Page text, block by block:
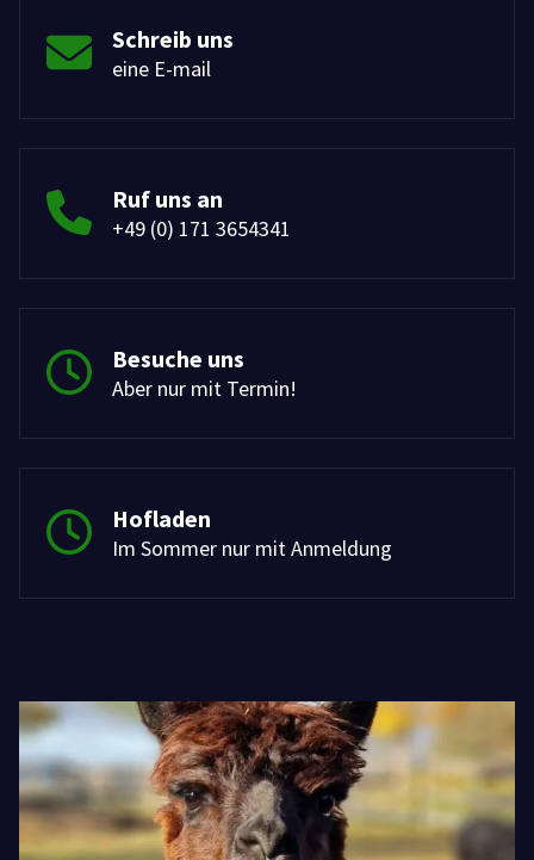
Schreib uns
eine E-mail
Ruf uns an
+49 (0) 171 3654341
Besuche uns
Aber nur mit Termin!
Hofladen
Im Sommer nur mit Anmeldung